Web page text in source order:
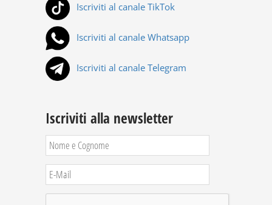
Iscriviti al canale TikTok
Iscriviti al canale Whatsapp
Iscriviti al canale Telegram
Iscriviti alla newsletter